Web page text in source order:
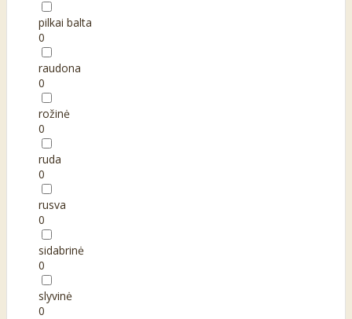
pilkai balta
0
raudona
0
rožinė
0
ruda
0
rusva
0
sidabrinė
0
slyvinė
0